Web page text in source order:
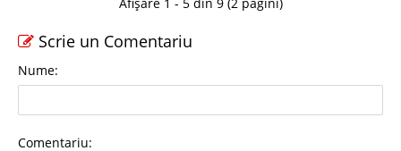
Scrie un Comentariu
Nume:
Comentariu: